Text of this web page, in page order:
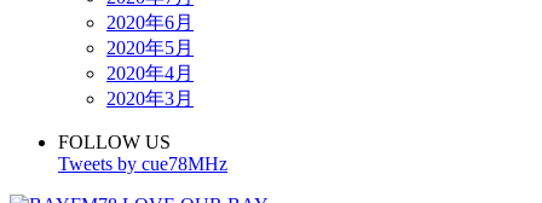
2020年6月
2020年5月
2020年4月
2020年3月
FOLLOW US
Tweets by cue78MHz